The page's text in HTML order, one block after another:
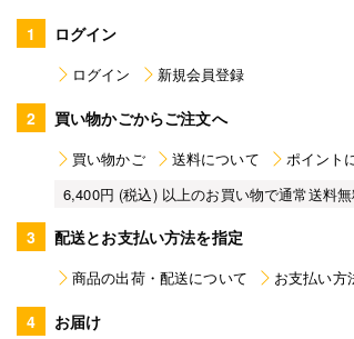
1 ログイン
ログイン 新規会員登録
2 買い物かごからご注文へ
買い物かご 送料について ポイント
6,400円 (税込) 以上のお買い物で通常送料
3 配送とお支払い方法を指定
商品の出荷・配送について お支払い方
4 お届け